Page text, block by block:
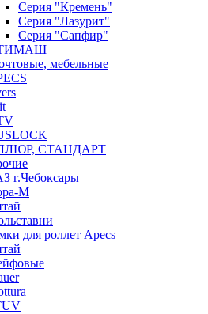
Серия "Кремень"
Серия "Лазурит"
Серия "Сапфир"
мебельные
СТАНДАРТ
г.Чебоксары
М
для роллет Apecs